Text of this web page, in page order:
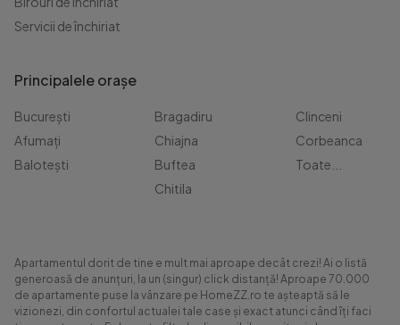
Servicii de închiriat
Principalele orașe
București
Afumați
Balotești
Bragadiru
Chiajna
Buftea
Chitila
Clinceni
Corbeanca
Toate...
Apartamentul dorit de tine e mult mai aproape decât crezi! Ai o listă
generoasă de anunțuri, la un (singur) click distanță! Aproape 70.000
de apartamente puse la vânzare pe HomeZZ.ro te așteaptă să le
vizionezi, din confortul actualei tale case și exact atunci când îți faci